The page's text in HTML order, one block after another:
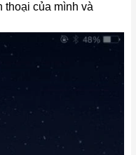
thoại của mình và